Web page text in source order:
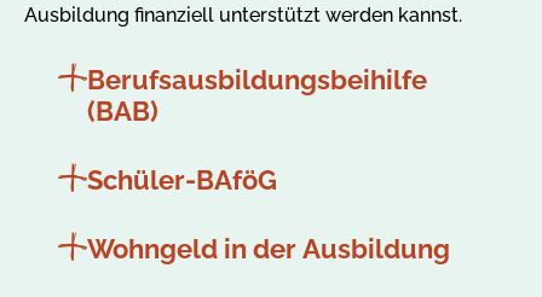
Ausbildung finanziell unterstützt werden kannst.
Berufsausbildungsbeihilfe
(BAB)
Schüler-BAföG
Wohngeld in der Ausbildung